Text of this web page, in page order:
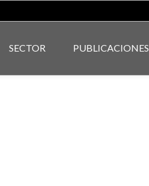
SECTOR PUBLICACIONES